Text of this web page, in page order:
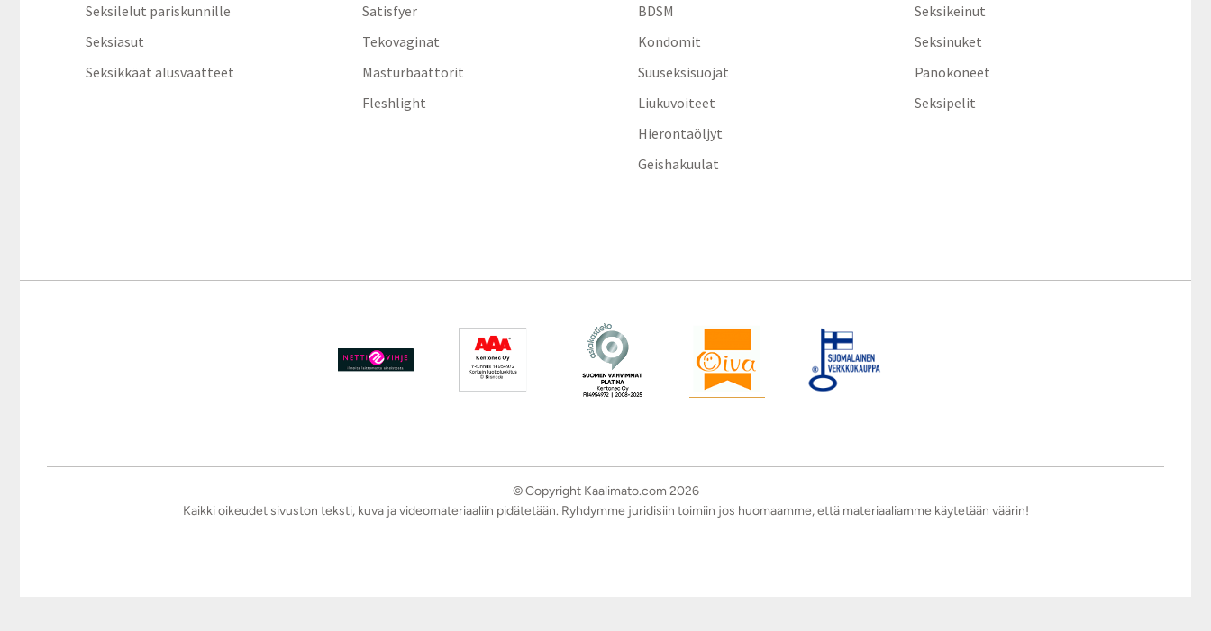
Seksilelut pariskunnille
Seksiasut
Seksikkäät alusvaatteet
Satisfyer
Tekovaginat
Masturbaattorit
Fleshlight
BDSM
Kondomit
Suuseksisuojat
Liukuvoiteet
Hierontaöljyt
Geishakuulat
Seksikeinut
Seksinuket
Panokoneet
Seksipelit
© Copyright Kaalimato.com 2026
Kaikki oikeudet sivuston teksti, kuva ja videomateriaaliin pidätetään. Ryhdymme juridisiin toimiin jos huomaamme, että materiaaliamme käytetään väärin!